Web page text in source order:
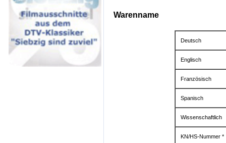
Warenname
Deutsch
Englisch
Französisch
Spanisch
Wissenschaftlich
KN/HS-Nummer *